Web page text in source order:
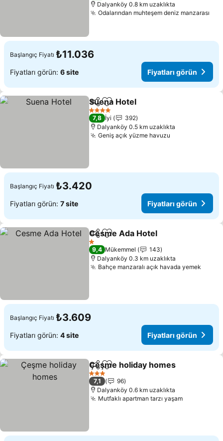
Dalyanköy 0.8 km uzaklıkta
Odalarından muhteşem deniz manzarası
Başlangıç Fiyatı ₺11.036
Fiyatları görün: 6 site Fiyatları görün
PaylaşFavorilerime ekle
Suena Hotel
4 Yıldız
7,8 İyi
392
Dalyanköy 0.5 km uzaklıkta
Geniş açık yüzme havuzu
Başlangıç Fiyatı ₺3.420
Fiyatları görün: 7 site Fiyatları görün
PaylaşFavorilerime ekle
Cesme Ada Hotel
1 Yıldız
9,4 Mükemmel
143
Dalyanköy 0.3 km uzaklıkta
Bahçe manzaralı açık havada yemek
Başlangıç Fiyatı ₺3.609
Fiyatları görün: 4 site Fiyatları görün
PaylaşFavorilerime ekle
Çeşme holiday homes
3 Yıldız
7,1
96
Dalyanköy 0.6 km uzaklıkta
Mutfaklı apartman tarzı yaşamFiyatları